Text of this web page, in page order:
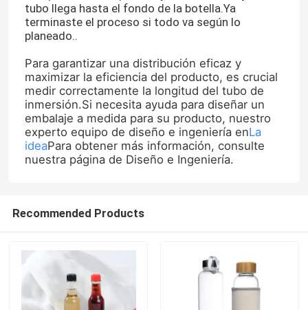
Contacto
Solicitar una cotización
Botellas de vidrio
tarros de cristal
Artículos de vidrio para el hogar
tubo llega hasta el fondo de la botella.Ya
terminaste el proceso si todo va según lo
planeado..
Para garantizar una distribución eficaz y
maximizar la eficiencia del producto, es crucial
medir correctamente la longitud del tubo de
inmersión.Si necesita ayuda para diseñar un
embalaje a medida para su producto, nuestro
experto equipo de diseño e ingeniería enLa
ideaPara obtener más información, consulte
nuestra página de Diseño e Ingeniería.
Recommended Products